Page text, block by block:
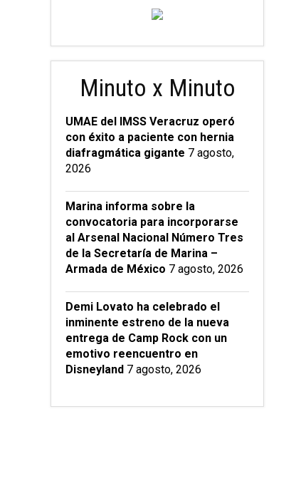
Minuto x Minuto
UMAE del IMSS Veracruz operó
con éxito a paciente con hernia
diafragmática gigante 7 agosto,
2026
Marina informa sobre la
convocatoria para incorporarse
al Arsenal Nacional Número Tres
de la Secretaría de Marina –
Armada de México 7 agosto, 2026
Demi Lovato ha celebrado el
inminente estreno de la nueva
entrega de Camp Rock con un
emotivo reencuentro en
Disneyland 7 agosto, 2026